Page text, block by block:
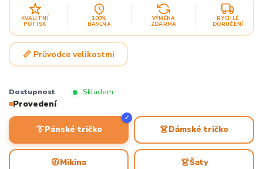
KVALITNÍ
POTISK
100%
BAVLNA
VÝMĚNA
ZDARMA
RYCHLÉ
DORUČENÍ
📏 Průvodce velikostmi
Dostupnost Skladem
Provedení
👔Pánské tričko
✓
👗Dámské tričko
🧥Mikina 👗Šaty